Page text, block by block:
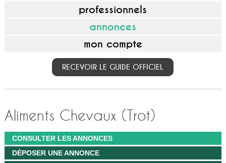
professionnels
annonces
mon compte
RECEVOIR LE GUIDE OFFICIEL
Aliments Chevaux (Trot)
CONSULTER LES ANNONCES
DÉPOSER UNE ANNONCE